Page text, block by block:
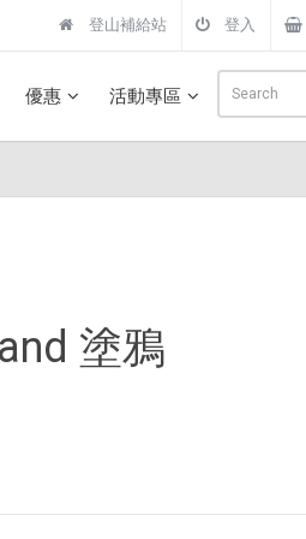
登山補給站 登入
優惠 活動專區
塗鴉